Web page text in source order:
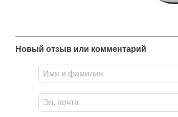
Новый отзыв или комментарий